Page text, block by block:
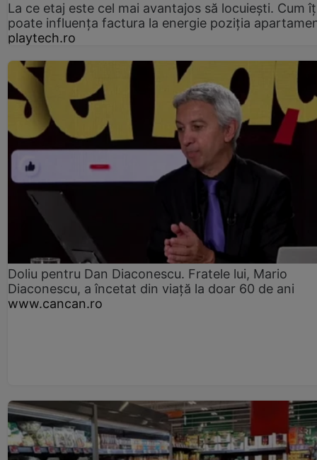
La ce etaj este cel mai avantajos să locuiești. Cum
poate influența factura la energie poziția
playtech.ro
Doliu pentru Dan Diaconescu. Fratele lui, Mario
Diaconescu, a încetat din viață la doar 60 de ani
www.cancan.ro